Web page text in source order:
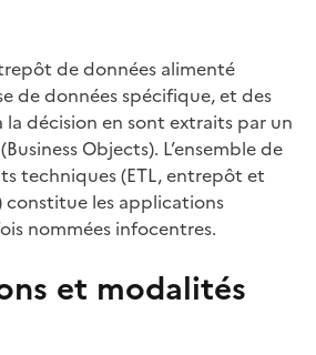
de données alimenté
de données spécifique, et des
la décision en sont extraits par un
Objects). L’ensemble de
techniques (ETL, entrepôt et
les applications
nommées infocentres.
et modalités